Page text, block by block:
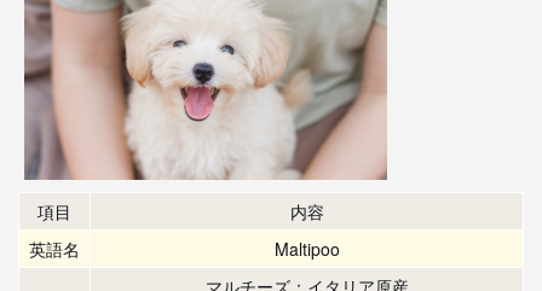
項目
内容
英語名
Maltipoo
マルチーズ：イタリア原産